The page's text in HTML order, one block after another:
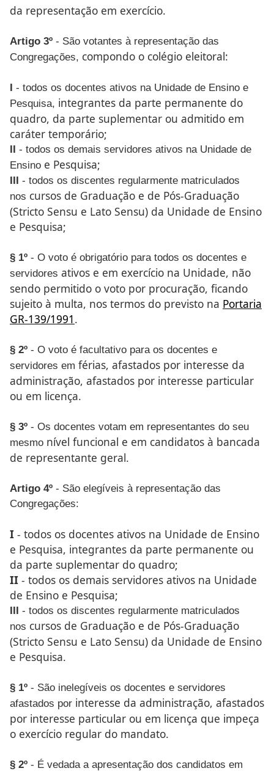
da representação em exercício.
Artigo 3º - São votantes à representação das
Congregações, compondo o colégio eleitoral:
I - todos os docentes ativos na Unidade de Ensino e
Pesquisa, integrantes da parte permanente do
quadro, da parte suplementar ou admitido em
caráter temporário;
II - todos os demais servidores ativos na Unidade de
Ensino e Pesquisa;
III - todos os discentes regularmente matriculados
nos cursos de Graduação e de Pós-Graduação
(Stricto Sensu e Lato Sensu) da Unidade de Ensino
e Pesquisa;
§ 1º - O voto é obrigatório para todos os docentes e
servidores ativos e em exercício na Unidade, não
sendo permitido o voto por procuração, ficando
sujeito à multa, nos termos do previsto na Portaria
GR-139/1991.
§ 2º - O voto é facultativo para os docentes e
servidores em férias, afastados por interesse da
administração, afastados por interesse particular
ou em licença.
§ 3º - Os docentes votam em representantes do seu
mesmo nível funcional e em candidatos à bancada
de representante geral.
Artigo 4º - São elegíveis à representação das
Congregações:
I - todos os docentes ativos na Unidade de Ensino
e Pesquisa, integrantes da parte permanente ou
da parte suplementar do quadro;
II - todos os demais servidores ativos na Unidade
de Ensino e Pesquisa;
III - todos os discentes regularmente matriculados
nos cursos de Graduação e de Pós-Graduação
(Stricto Sensu e Lato Sensu) da Unidade de Ensino
e Pesquisa.
§ 1º - São inelegíveis os docentes e servidores
afastados por interesse da administração, afastados
por interesse particular ou em licença que impeça
o exercício regular do mandato.
§ 2º - É vedada a apresentação dos candidatos em